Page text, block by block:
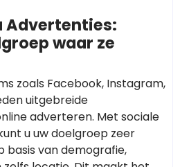
Advertenties:
waar ze
zoals Facebook, Instagram,
uitgebreide
adverteren. Met sociale
u uw doelgroep zeer
van demografie,